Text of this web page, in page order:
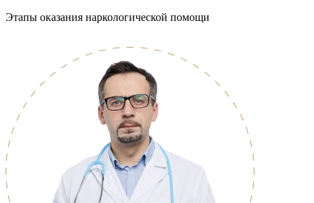
Этапы оказания наркологической помощи